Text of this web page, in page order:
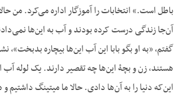
باطل است.» انتخابات را آموزگار اداره می‌کرد. من
آن‌جا زندگی درست کرده بودند و آب به این‌ها
گفتم، «به او بگو بابا این آب این‌ها بیچاره
هستند، زن و بچۀ این‌ها چه تقصیر دارند. یک لوله
این‌که دنیا را به آن‌ها دادی. حالا ما میتینگ